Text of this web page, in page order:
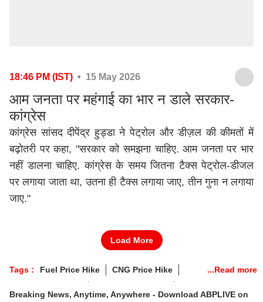
18:46 PM (IST) • 15 May 2026
आम जनता पर महंगाई का भार न डाले सरकार-
कांग्रेस
कांग्रेस सांसद दीपेंद्र हुड्डा ने पेट्रोल और डीज़ल की कीमतों में
बढ़ोतरी पर कहा, "सरकार को समझना चाहिए. आम जनता पर भार
नहीं डालना चाहिए. कांग्रेस के समय जितना टैक्स पेट्रोल-डीजल
पर लगाया जाता था, उतना ही टैक्स लगाया जाए, तीन गुना न लगाया
जाए."
Load More
Tags : Fuel Price Hike
CNG Price Hike
Breaking News, Anytime, Anywhere - Download ABPLIVE on